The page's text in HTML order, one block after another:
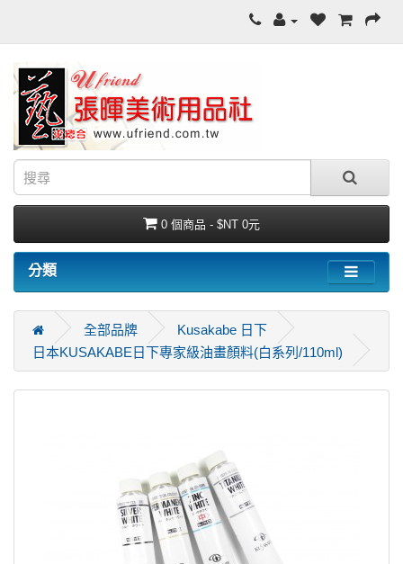
0 個商品 - $NT 0元
分類
全部品牌
Kusakabe 日下
日本KUSAKABE日下專家級油畫顏料(白系列/110ml)